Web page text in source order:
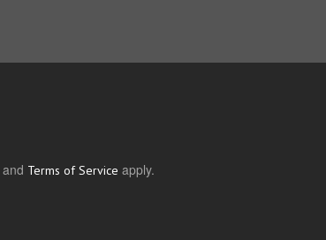
and Terms of Service apply.